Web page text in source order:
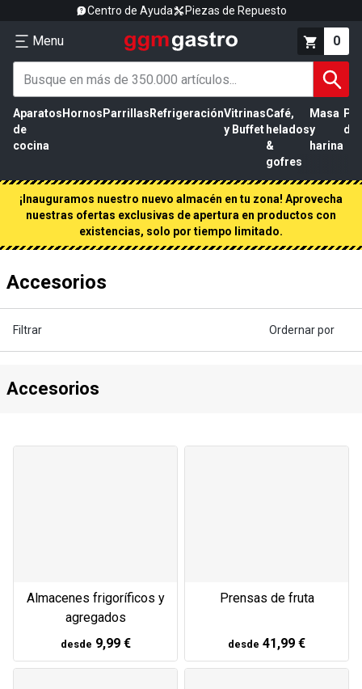
Centro de Ayuda Piezas de Repuesto
Menu 0
Aparatos
de
cocina
Hornos Parrillas RefrigeraciónVitrinas
y Buffet
Café,
helados
&
gofres
Masa
y
harina
de
¡Inauguramos nuestro nuevo almacén en tu zona! Aprovecha
nuestras ofertas exclusivas de apertura en productos con
existencias, solo por tiempo limitado.
Accesorios
Filtrar Ordernar por
Accesorios
Almacenes frigoríficos y
agregados
desde 9,99 €
Prensas de fruta
desde 41,99 €